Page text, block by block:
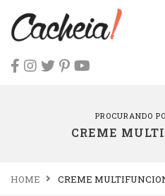
PROCURANDO
CREME
HOME CREME